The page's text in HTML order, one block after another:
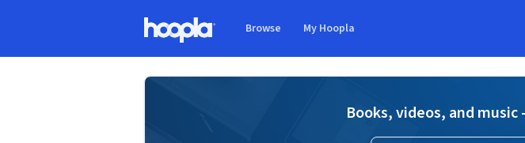
Browse My Hoopla
Books, videos, and